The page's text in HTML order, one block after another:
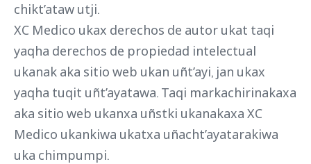
chikt’ataw utji.
XC Medico ukax derechos de autor ukat taqi
yaqha derechos de propiedad intelectual
ukanak aka sitio web ukan uñt’ayi, jan ukax
yaqha tuqit uñt’ayatawa. Taqi markachirinakaxa
aka sitio web ukanxa uñstki ukanakaxa XC
Medico ukankiwa ukatxa uñacht’ayatarakiwa
uka chimpumpi.